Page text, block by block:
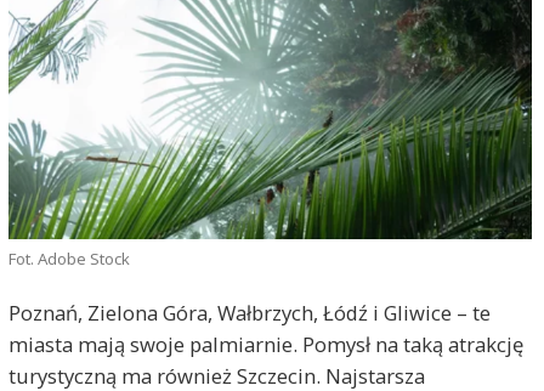
Fot. Adobe Stock
Poznań, Zielona Góra, Wałbrzych, Łódź i Gliwice – te
miasta mają swoje palmiarnie. Pomysł na taką atrakcję
turystyczną ma również Szczecin. Najstarsza